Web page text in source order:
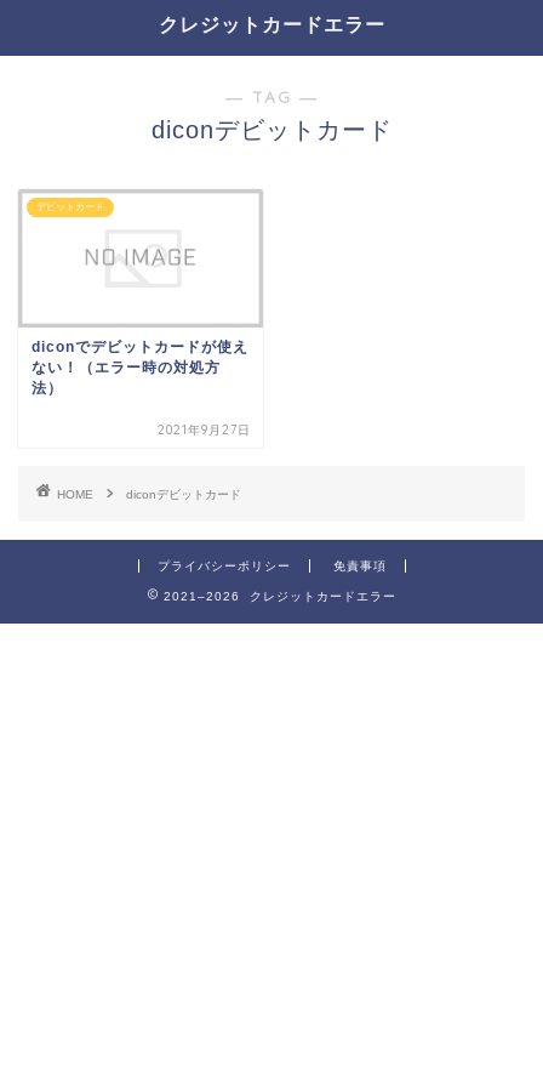
クレジットカードエラー
― TAG ―
diconデビットカード
デビットカード
diconでデビットカードが使え
ない！（エラー時の対処方
法）
2021年9月27日
HOME diconデビットカード
プライバシーポリシー 免責事項
2021–2026 クレジットカードエラー